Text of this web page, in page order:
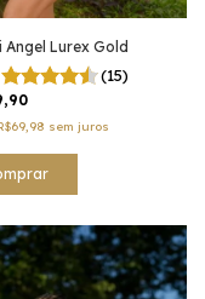
Angel Lurex Gold
(15)
sem juros